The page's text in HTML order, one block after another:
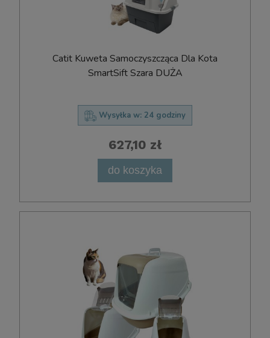
Catit Kuweta Samoczyszcząca Dla Kota
SmartSift Szara DUŻA
Wysyłka w: 24 godziny
627,10 zł
do koszyka